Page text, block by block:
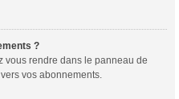
?
vous rendre dans le panneau de
vos abonnements.